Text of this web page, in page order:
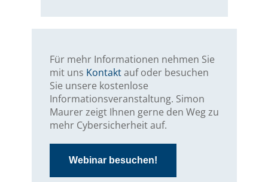
Für mehr Informationen nehmen Sie
mit uns Kontaktauf oder besuchen
Sie unsere kostenlose
Informationsveranstaltung. Simon
Maurer zeigt Ihnen gerne den Weg zu
mehr Cybersicherheit auf.
Webinar besuchen!